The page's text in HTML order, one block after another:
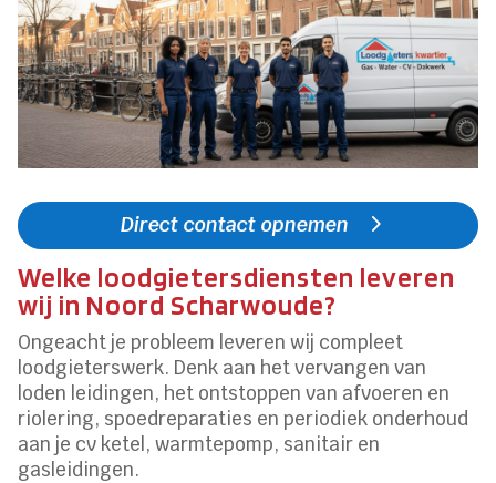
Direct contact opnemen
Welke loodgietersdiensten leveren
wij in Noord Scharwoude?
Ongeacht je probleem leveren wij compleet
loodgieterswerk.​ Denk aan het vervangen van
loden leidingen, het ontstoppen van afvoeren en
riolering, spoedreparaties en periodiek onderhoud
aan je cv ketel, warmtepomp, sanitair en
gasleidingen.​